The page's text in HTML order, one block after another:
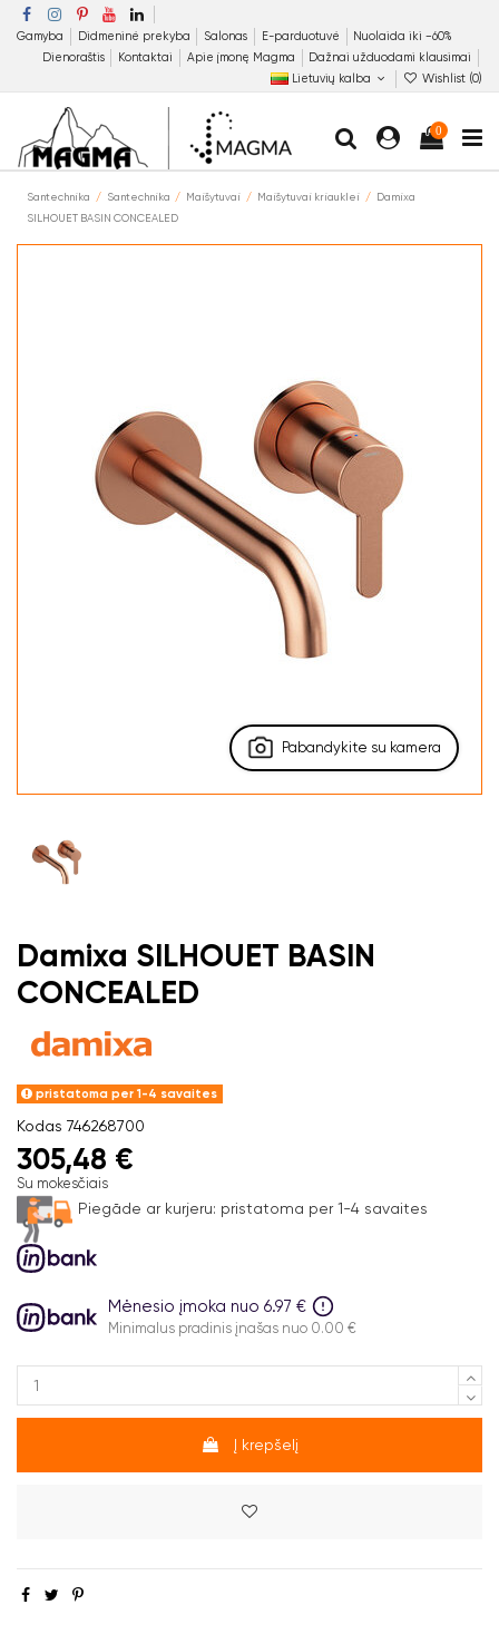
Gamyba Didmeninė prekyba Salonas E-parduotuvė
Nuolaida iki −60%
Dienoraštis
Kontaktai Apie įmonę Magma
Dažnai užduodami klausimai
Lietuvių kalba
Wishlist (0)
0
Santechnika Santechnika Maišytuvai Maišytuvai kriauklei
Damixa
SILHOUET BASIN CONCEALED
Pabandykite su kamera
Damixa SILHOUET BASIN
CONCEALED
pristatoma per 1-4 savaites
Kodas 746268700
305,48 €
Su mokesčiais
Piegāde ar kurjeru: pristatoma per 1-4 savaites
Mėnesio įmoka nuo 6.97 €
Minimalus pradinis įnašas nuo 0.00 €
Į krepšelį